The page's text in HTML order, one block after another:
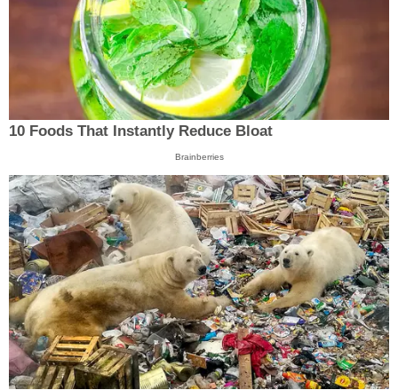
10 Foods That Instantly Reduce Bloat
Brainberries